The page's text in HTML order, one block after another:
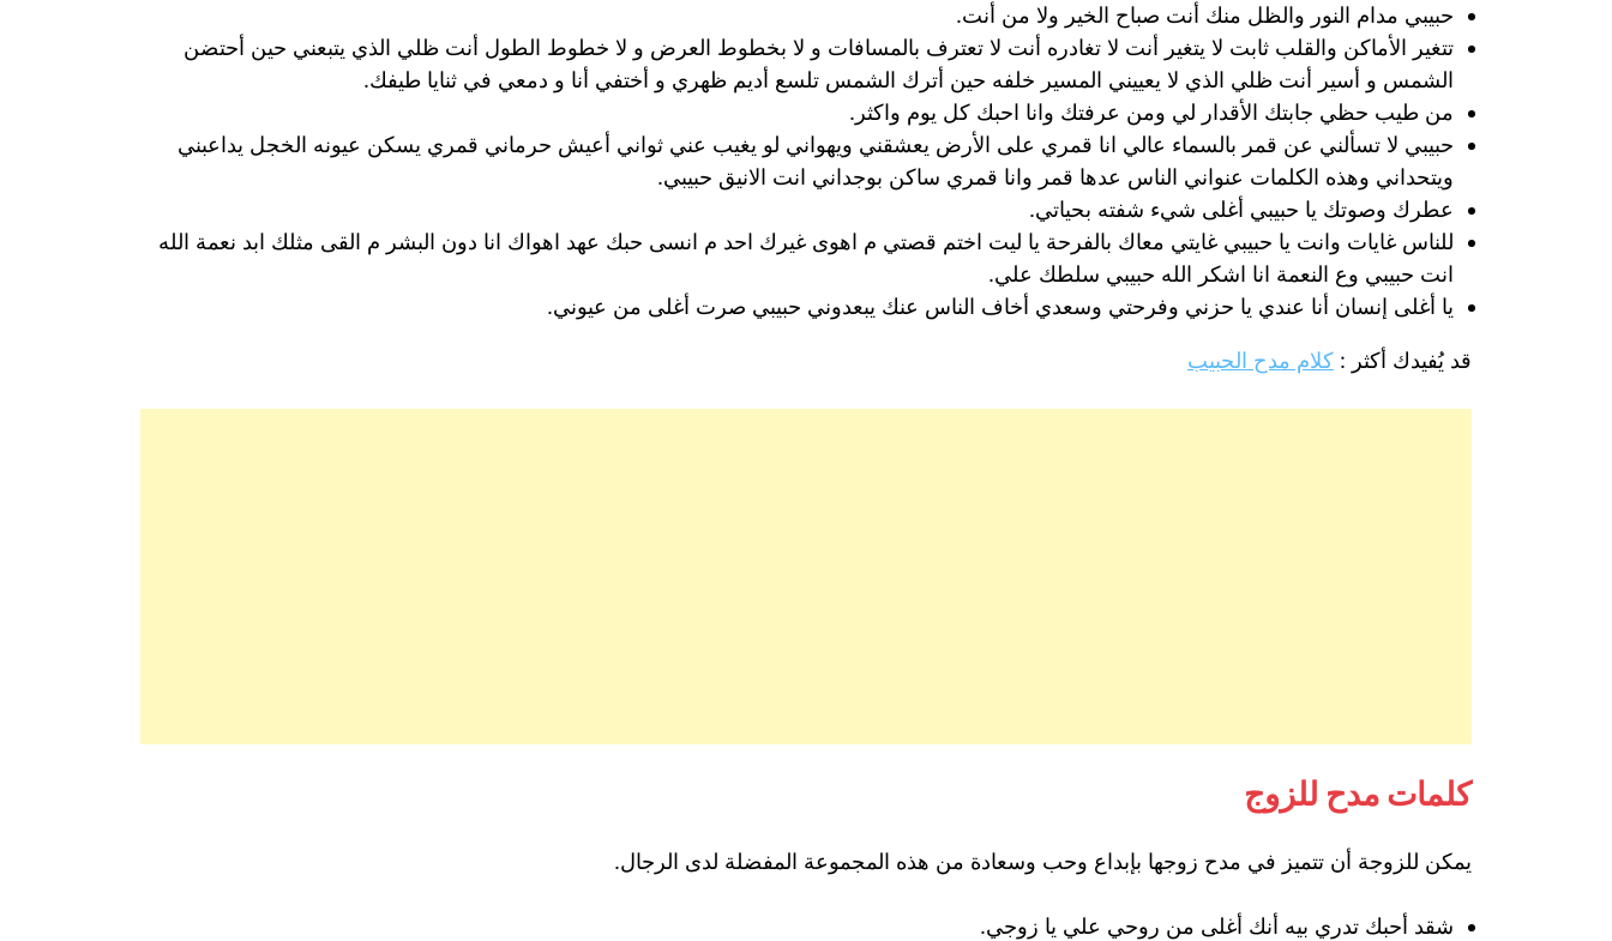
حبيبي مدام النور والظل منك أنت صباح الخير ولا من أنت.
تتغير الأماكن والقلب ثابت لا يتغير أنت لا تغادره أنت لا تعترف بالمسافات و لا بخطوط العرض و لا خطوط الطول أنت ظلي الذي يتبعني حين أحتضن
الشمس و أسير أنت ظلي الذي لا يعييني المسير خلفه حين أترك الشمس تلسع أديم ظهري و أختفي أنا و دمعي في ثنايا طيفك.
من طيب حظي جابتك الأقدار لي ومن عرفتك وانا احبك كل يوم واكثر.
حبيبي لا تسألني عن قمر بالسماء عالي انا قمري على الأرض يعشقني ويهواني لو يغيب عني ثواني أعيش حرماني قمري يسكن عيونه الخجل يداعبني
ويتحداني وهذه الكلمات عنواني الناس عدها قمر وانا قمري ساكن بوجداني انت الانيق حبيبي.
عطرك وصوتك يا حبيبي أغلى شيء شفته بحياتي.
للناس غايات وانت يا حبيبي غايتي معاك بالفرحة يا ليت اختم قصتي م اهوى غيرك احد م انسى حبك عهد اهواك انا دون البشر م القى مثلك ابد نعمة الله
انت حبيبي وع النعمة انا اشكر الله حبيبي سلطك علي.
يا أغلى إنسان أنا عندي يا حزني وفرحتي وسعدي أخاف الناس عنك يبعدوني حبيبي صرت أغلى من عيوني.
قد يُفيدك أكثر : كلام مدح الحبيب
كلمات مدح للزوج
يمكن للزوجة أن تتميز في مدح زوجها بإبداع وحب وسعادة من هذه المجموعة المفضلة لدى الرجال.
شقد أحبك تدري بيه أنك أغلى من روحي علي يا زوجي.